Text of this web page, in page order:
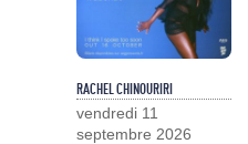
RACHEL CHINOURIRI
vendredi 11
septembre 2026